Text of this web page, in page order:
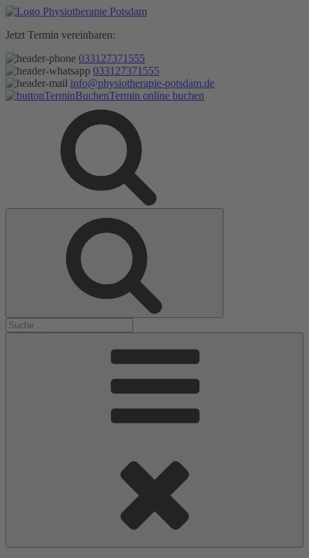
Zum
springen
Jetzt Termin vereinbaren:
033127371555
033127371555
info@physiotherapie-potsdam.de
Termin online buchen